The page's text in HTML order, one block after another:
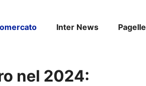
Inter News Pagelle
nel 2024: